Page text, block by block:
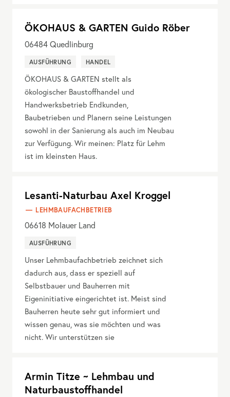
ÖKOHAUS & GARTEN Guido Röber
06484 Quedlinburg
AUSFÜHRUNG HANDEL
ÖKOHAUS & GARTEN stellt als
ökologischer Baustoffhandel und
Handwerksbetrieb Endkunden,
Baubetrieben und Planern seine Leistungen
sowohl in der Sanierung als auch im Neubau
zur Verfügung. Wir meinen: Platz für Lehm
ist im kleinsten Haus.
Lesanti-Naturbau Axel Kroggel
LEHMBAUFACHBETRIEB
06618 Molauer Land
AUSFÜHRUNG
Unser Lehmbaufachbetrieb zeichnet sich
dadurch aus, dass er speziell auf
Selbstbauer und Bauherren mit
Eigeninitiative eingerichtet ist. Meist sind
Bauherren heute sehr gut informiert und
wissen genau, was sie möchten und was
nicht. Wir unterstützen sie
Armin Titze ~ Lehmbau und
Naturbaustoffhandel